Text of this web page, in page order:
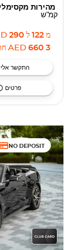
מהירות
קמ"ש
מ 122 ל 290
3 660
AED
התקשר
פרטים
NO DEPOSIT